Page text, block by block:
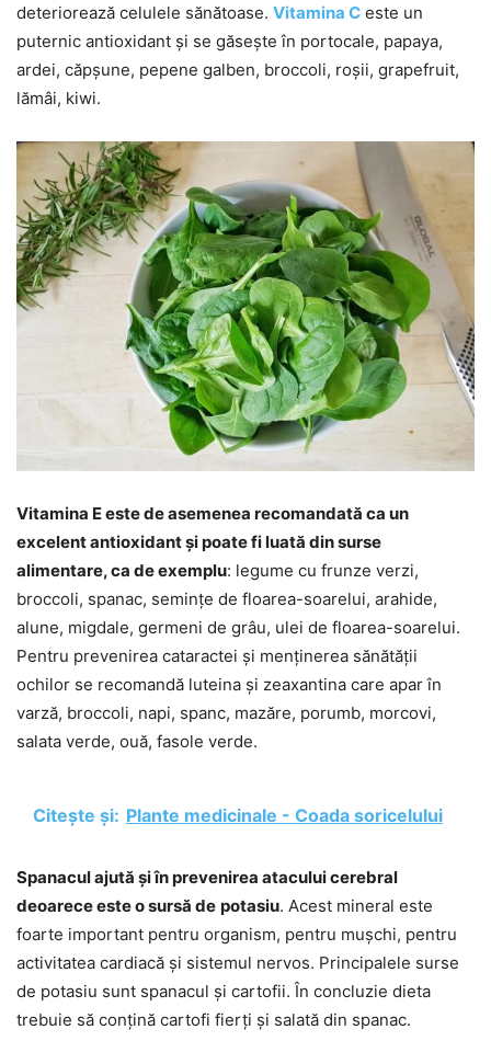
deteriorează celulele sănătoase. Vitamina C este un
puternic antioxidant și se găsește în portocale, papaya,
ardei, căpșune, pepene galben, broccoli, roșii, grapefruit,
lămâi, kiwi.
Vitamina E este de asemenea recomandată ca un
excelent antioxidant și poate fi luată din surse
alimentare, ca de exemplu: legume cu frunze verzi,
broccoli, spanac, semințe de floarea-soarelui, arahide,
alune, migdale, germeni de grâu, ulei de floarea-soarelui.
Pentru prevenirea cataractei și menținerea sănătății
ochilor se recomandă luteina și zeaxantina care apar în
varză, broccoli, napi, spanc, mazăre, porumb, morcovi,
salata verde, ouă, fasole verde.
Citește și: Plante medicinale - Coada soricelului
Spanacul ajută și în prevenirea atacului cerebral
deoarece este o sursă de potasiu. Acest mineral este
foarte important pentru organism, pentru mușchi, pentru
activitatea cardiacă și sistemul nervos. Principalele surse
de potasiu sunt spanacul și cartofii. În concluzie dieta
trebuie să conțină cartofi fierți și salată din spanac.